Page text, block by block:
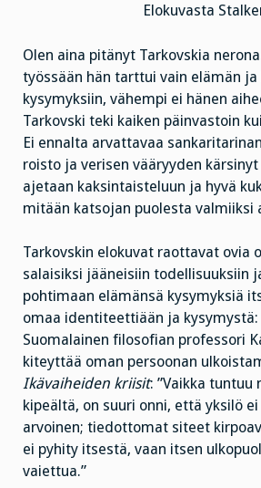
Elokuvasta
Olen aina pitänyt Tarkovskia
työssään hän tarttui vain elämän ja
kysymyksiin, vähempi ei hänen
Tarkovski teki kaiken päinvastoin
Ei ennalta arvattavaa
roisto ja verisen vääryyden
ajetaan kaksintaisteluun ja hyvä
mitään katsojan puolesta valmiiksi
Tarkovskin elokuvat raottavat ovia
salaisiksi jääneisiin todellisuuksiin
pohtimaan elämänsä kysymyksiä
omaa identiteettiään ja kysymystä:
Suomalainen filosofian professori
kiteyttää oman persoonan
Ikävaiheiden kriisit: ”Vaikka tuntuu
kipeältä, on suuri onni, että yksilö
arvoinen; tiedottomat siteet
ei pyhity itsestä, vaan itsen
vaiettua.”